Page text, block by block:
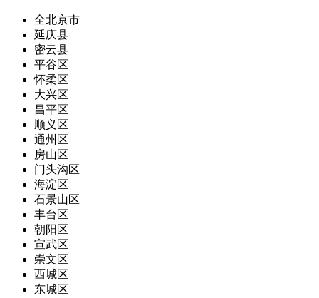
全北京市
延庆县
密云县
平谷区
怀柔区
大兴区
昌平区
顺义区
通州区
房山区
门头沟区
海淀区
石景山区
丰台区
朝阳区
宣武区
崇文区
西城区
东城区